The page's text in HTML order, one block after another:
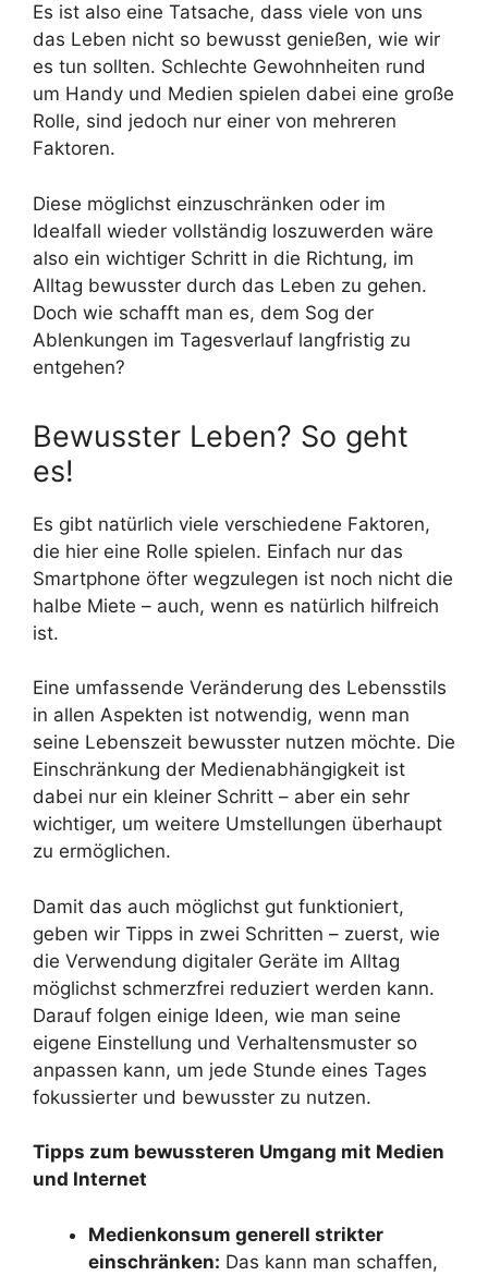
Es ist also eine Tatsache, dass viele von uns
das Leben nicht so bewusst genießen, wie wir
es tun sollten. Schlechte Gewohnheiten rund
um Handy und Medien spielen dabei eine große
Rolle, sind jedoch nur einer von mehreren
Faktoren.
Diese möglichst einzuschränken oder im
Idealfall wieder vollständig loszuwerden wäre
also ein wichtiger Schritt in die Richtung, im
Alltag bewusster durch das Leben zu gehen.
Doch wie schafft man es, dem Sog der
Ablenkungen im Tagesverlauf langfristig zu
entgehen?
Bewusster Leben? So geht
es!
Es gibt natürlich viele verschiedene Faktoren,
die hier eine Rolle spielen. Einfach nur das
Smartphone öfter wegzulegen ist noch nicht die
halbe Miete – auch, wenn es natürlich hilfreich
ist.
Eine umfassende Veränderung des Lebensstils
in allen Aspekten ist notwendig, wenn man
seine Lebenszeit bewusster nutzen möchte. Die
Einschränkung der Medienabhängigkeit ist
dabei nur ein kleiner Schritt – aber ein sehr
wichtiger, um weitere Umstellungen überhaupt
zu ermöglichen.
Damit das auch möglichst gut funktioniert,
geben wir Tipps in zwei Schritten – zuerst, wie
die Verwendung digitaler Geräte im Alltag
möglichst schmerzfrei reduziert werden kann.
Darauf folgen einige Ideen, wie man seine
eigene Einstellung und Verhaltensmuster so
anpassen kann, um jede Stunde eines Tages
fokussierter und bewusster zu nutzen.
Tipps zum bewussteren Umgang mit Medien
und Internet
Medienkonsum generell strikter
einschränken: Das kann man schaffen,